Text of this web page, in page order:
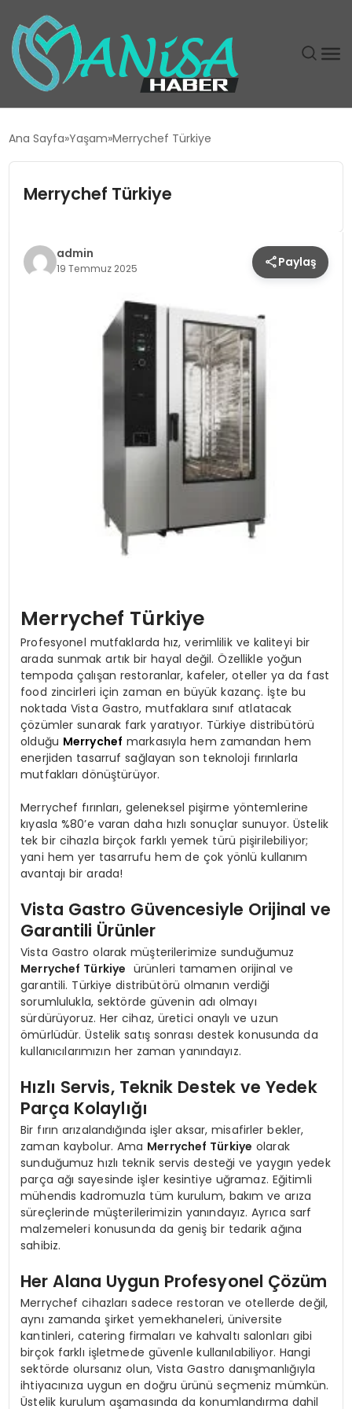
GÜNDEM
Ana Sayfa Yaşam Merrychef Türkiye
Merrychef Türkiye
admin
19 Temmuz 2025 Paylaş
Merrychef Türkiye
Profesyonel mutfaklarda hız, verimlilik ve kaliteyi bir
arada sunmak artık bir hayal değil. Özellikle yoğun
tempoda çalışan restoranlar, kafeler, oteller ya da fast
food zincirleri için zaman en büyük kazanç. İşte bu
noktada Vista Gastro, mutfaklara sınıf atlatacak
çözümler sunarak fark yaratıyor. Türkiye distribütörü
olduğu Merrychef markasıyla hem zamandan hem
enerjiden tasarruf sağlayan son teknoloji fırınlarla
mutfakları dönüştürüyor.
Merrychef fırınları, geleneksel pişirme yöntemlerine
kıyasla %80’e varan daha hızlı sonuçlar sunuyor. Üstelik
tek bir cihazla birçok farklı yemek türü pişirilebiliyor;
yani hem yer tasarrufu hem de çok yönlü kullanım
avantajı bir arada!
Vista Gastro Güvencesiyle Orijinal ve
Garantili Ürünler
Vista Gastro olarak müşterilerimize sunduğumuz
Merrychef Türkiye ürünleri tamamen orijinal ve
garantili. Türkiye distribütörü olmanın verdiği
sorumlulukla, sektörde güvenin adı olmayı
sürdürüyoruz. Her cihaz, üretici onaylı ve uzun
ömürlüdür. Üstelik satış sonrası destek konusunda da
kullanıcılarımızın her zaman yanındayız.
Hızlı Servis, Teknik Destek ve Yedek
Parça Kolaylığı
Bir fırın arızalandığında işler aksar, misafirler bekler,
zaman kaybolur. Ama Merrychef Türkiye olarak
sunduğumuz hızlı teknik servis desteği ve yaygın yedek
parça ağı sayesinde işler kesintiye uğramaz. Eğitimli
mühendis kadromuzla tüm kurulum, bakım ve arıza
süreçlerinde müşterilerimizin yanındayız. Ayrıca sarf
malzemeleri konusunda da geniş bir tedarik ağına
sahibiz.
Her Alana Uygun Profesyonel Çözüm
Merrychef cihazları sadece restoran ve otellerde değil,
aynı zamanda şirket yemekhaneleri, üniversite
kantinleri, catering firmaları ve kahvaltı salonları gibi
birçok farklı işletmede güvenle kullanılabiliyor. Hangi
sektörde olursanız olun, Vista Gastro danışmanlığıyla
ihtiyacınıza uygun en doğru ürünü seçmeniz mümkün.
Üstelik kurulum aşamasında da konumlandırma dahil